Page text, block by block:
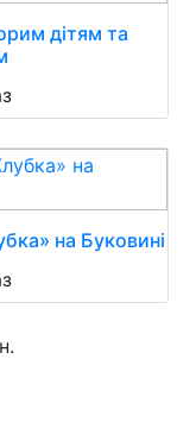
дітям та
на Буковині